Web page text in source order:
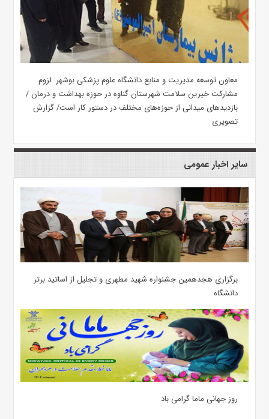
معاون توسعه مدیریت و منابع دانشگاه علوم پزشکی بوشهر: لزوم
مشارکت خیرین سلامت شهرستان گناوه در حوزه بهداشت و درمان /
بازدیدهای میدانی از حوزه‌های مختلف در دستور کار است/ گزارش
تصویری
سایر اخبار عمومی
برگزاری هجدهمین جشنواره شهید مطهری و تجلیل از اساتید برتر
دانشگاه
روز جهانی ماما گرامی باد